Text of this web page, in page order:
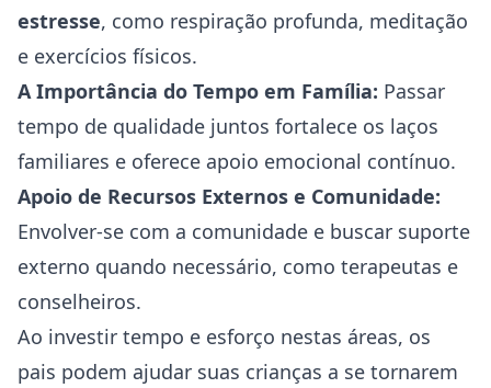
estresse, como respiração profunda, meditação
e exercícios físicos.
A Importância do Tempo em Família: Passar
tempo de qualidade juntos fortalece os laços
familiares e oferece apoio emocional contínuo.
Apoio de Recursos Externos e Comunidade:
Envolver-se com a comunidade e buscar suporte
externo quando necessário, como terapeutas e
conselheiros.
Ao investir tempo e esforço nestas áreas, os
pais podem ajudar suas crianças a se tornarem